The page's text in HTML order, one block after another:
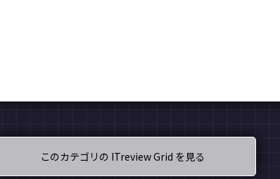
このカテゴリの ITreview Grid を見る